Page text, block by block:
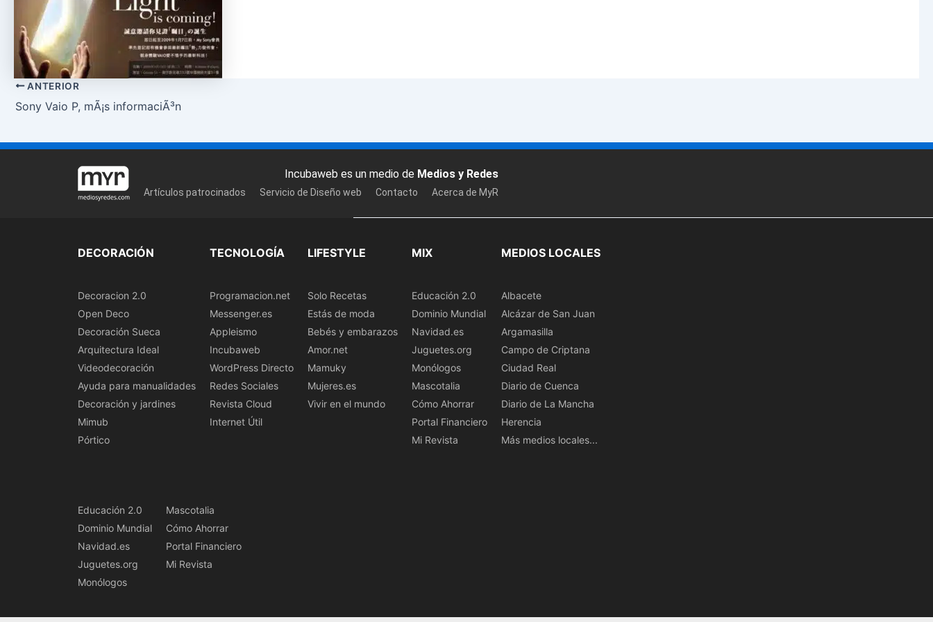
ANTERIOR
Sony Vaio P, mÃ¡s informaciÃ³n
Incubaweb es un medio de Medios y Redes
Artículos patrocinados Servicio de Diseño web Contacto Acerca de MyR
DECORACIÓN
Decoracion 2.0
Open Deco
Decoración Sueca
Arquitectura Ideal
Videodecoración
Ayuda para manualidades
Decoración y jardines
Mimub
Pórtico
TECNOLOGÍA
Programacion.net
Messenger.es
Appleismo
Incubaweb
WordPress Directo
Redes Sociales
Revista Cloud
Internet Útil
LIFESTYLE
Solo Recetas
Estás de moda
Bebés y embarazos
Amor.net
Mamuky
Mujeres.es
Vivir en el mundo
MIX
Educación 2.0
Dominio Mundial
Navidad.es
Juguetes.org
Monólogos
Mascotalia
Cómo Ahorrar
Portal Financiero
Mi Revista
MEDIOS LOCALES
Albacete
Alcázar de San Juan
Argamasilla
Campo de Criptana
Ciudad Real
Diario de Cuenca
Diario de La Mancha
Herencia
Más medios locales...
Educación 2.0
Dominio Mundial
Navidad.es
Juguetes.org
Monólogos
Mascotalia
Cómo Ahorrar
Portal Financiero
Mi Revista